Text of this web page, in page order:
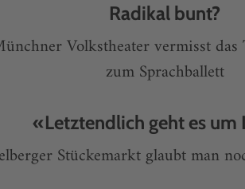
Radikal bunt?
Volkstheater vermisst
zum Sprachballett
«Letztendlich geht es um
Stückemarkt glaubt man